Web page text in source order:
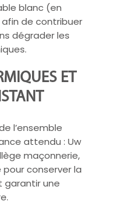
blanc (en
de contribuer
dégrader les
ET
l’ensemble
attendu : Uw
maçonnerie,
conserver la
garantir une